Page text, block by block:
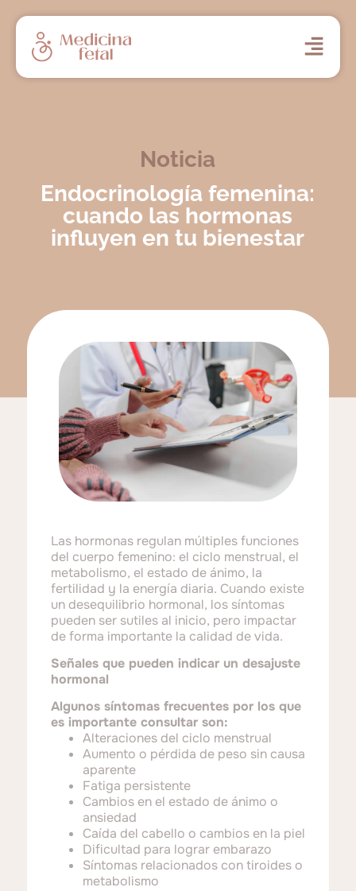
Noticia
Endocrinología femenina:
cuando las hormonas
influyen en tu bienestar
Las hormonas regulan múltiples funciones
del cuerpo femenino: el ciclo menstrual, el
metabolismo, el estado de ánimo, la
fertilidad y la energía diaria. Cuando existe
un desequilibrio hormonal, los síntomas
pueden ser sutiles al inicio, pero impactar
de forma importante la calidad de vida.
Señales que pueden indicar un desajuste
hormonal
Algunos síntomas frecuentes por los que
es importante consultar son:
Alteraciones del ciclo menstrual
Aumento o pérdida de peso sin causa
aparente
Fatiga persistente
Cambios en el estado de ánimo o
ansiedad
Caída del cabello o cambios en la piel
Dificultad para lograr embarazo
Síntomas relacionados con tiroides o
metabolismo